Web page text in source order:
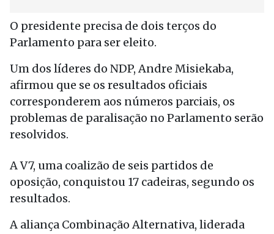
O presidente precisa de dois terços do
Parlamento para ser eleito.
Um dos líderes do NDP, Andre Misiekaba,
afirmou que se os resultados oficiais
corresponderem aos números parciais, os
problemas de paralisação no Parlamento serão
resolvidos.
A V7, uma coalizão de seis partidos de
oposição, conquistou 17 cadeiras, segundo os
resultados.
A aliança Combinação Alternativa, liderada